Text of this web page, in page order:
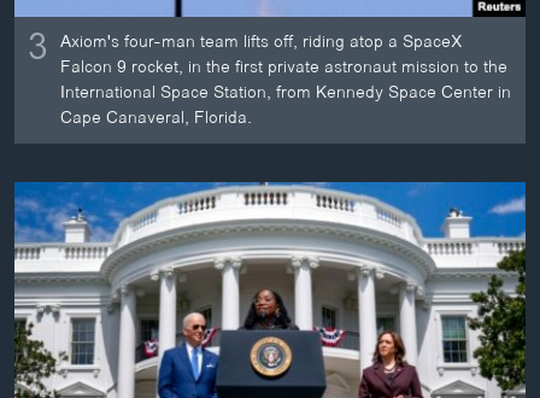
3 Axiom's four-man team lifts off, riding atop a SpaceX
Falcon 9 rocket, in the first private astronaut mission to the
International Space Station, from Kennedy Space Center in
Cape Canaveral, Florida.